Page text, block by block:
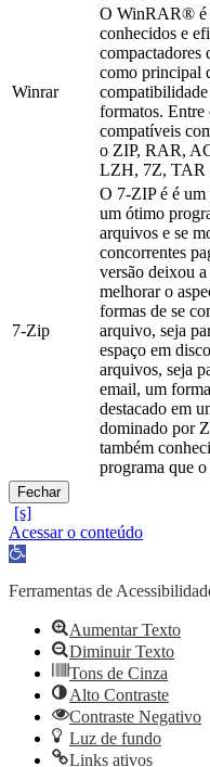
Winrar
O WinRAR® é
conhecidos e
compactadores
como principal
formatos. Entre
compatíveis
o ZIP, RAR,
LZH, 7Z, TAR
7-Zip
O 7-ZIP é é um
um ótimo
arquivos e se
concorrentes
versão deixou
melhorar o
formas de se
arquivo, seja
espaço em
arquivos, seja
email, um
destacado em
dominado por
também
programa que
Fechar
Acessar o conteúdo
Abrir
barra
ferramentas
Ferramentas de
Aumentar Texto
Diminuir Texto
Tons de Cinza
Alto Contraste
Contraste Negativo
Luz de fundo
Links ativos